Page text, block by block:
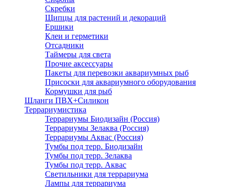
Скребки
Щипцы для растений и декораций
Ершики
Клеи и герметики
Отсадники
Таймеры для света
Прочие аксессуары
Пакеты для перевозки аквариумных рыб
Присоски для аквариумного оборудования
Кормушки для рыб
Шланги ПВХ+Силикон
Террариумистика
Террариумы Биодизайн (Россия)
Террариумы Зелаква (Россия)
Террариумы Аквас (Россия)
Тумбы под терр. Биодизайн
Тумбы под терр. Зелаква
Тумбы под терр. Аквас
Светильники для террариума
Лампы для террариума